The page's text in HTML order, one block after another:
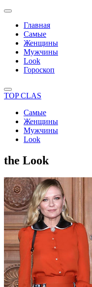
Главная
Самые
Женщины
Мужчины
Look
Гороскоп
TOP CLAS
Самые
Женщины
Мужчины
Look
the Look